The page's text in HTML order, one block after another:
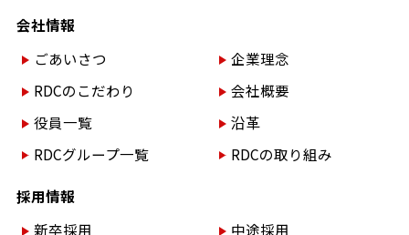
会社情報
ごあいさつ
企業理念
RDCのこだわり
会社概要
役員一覧
沿革
RDCグループ一覧
RDCの取り組み
採用情報
新卒採用
中途採用